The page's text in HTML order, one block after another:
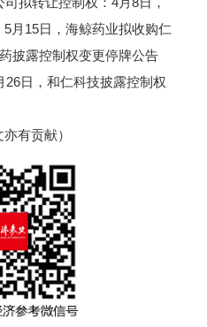
月15日，海鲸药业拟收购仁
披露控制权变更停牌公告
26日，和仁科技披露控制权
有贡献）